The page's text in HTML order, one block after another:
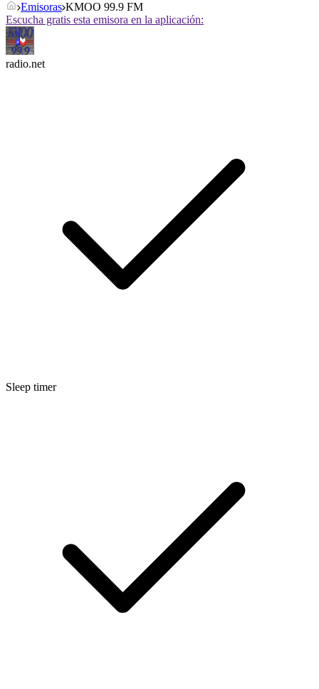
Emisoras KMOO 99.9 FM
Escucha gratis esta emisora en la aplicación:
radio.net
Sleep timer